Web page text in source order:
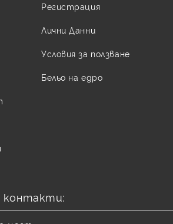
Регистрация
Лични Данни
Условия за ползване
Бельо на едро
контакти: